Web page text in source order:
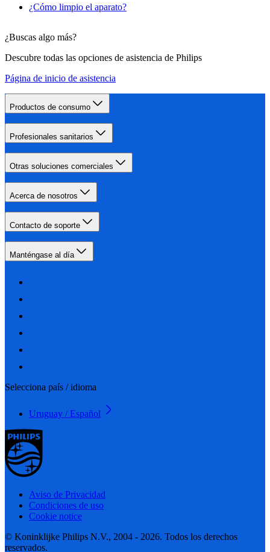
¿Cómo limpio el aparato?
¿Buscas algo más?
Descubre todas las opciones de asistencia de Philips
Página de inicio de asistencia
Productos de consumo
Profesionales sanitarios
Otras soluciones comerciales
Acerca de nosotros
Contacto de soporte
Manténgase al día
Selecciona país / idioma
Uruguay / Español
Aviso de Privacidad
Condiciones de uso
Cookie notice
© Koninklijke Philips N.V., 2004 - 2026. Todos los derechos
reservados.